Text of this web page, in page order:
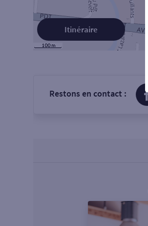
Itinéraire
Restons en contact :